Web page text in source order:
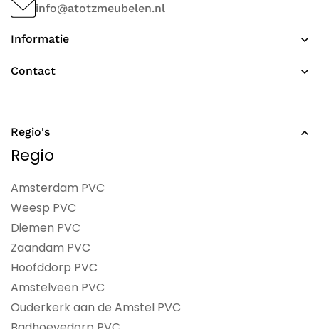
Informatie
Contact
info@atotzmeubelen.nl
Regio's
Regio
Amsterdam PVC
Weesp PVC
Diemen PVC
Zaandam PVC
Hoofddorp PVC
Amstelveen PVC
Ouderkerk aan de Amstel PVC